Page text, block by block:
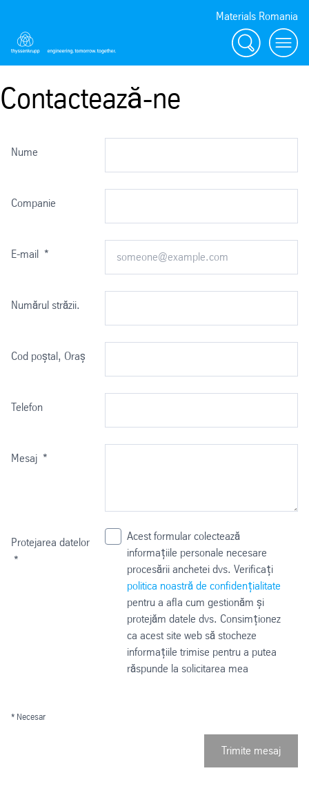
Materials Romania
Căutare
Contactează-ne
Nume
Companie
E-mail *
Numărul străzii.
Cod poștal, Oraș
Telefon
Mesaj *
Protejarea datelor
*
Acest formular colectează
informațiile personale necesare
procesării anchetei dvs. Verificați
politica noastră de confidențialitate
pentru a afla cum gestionăm și
protejăm datele dvs. Consimționez
ca acest site web să stocheze
informațiile trimise pentru a putea
răspunde la solicitarea mea
* Necesar
Trimite mesaj